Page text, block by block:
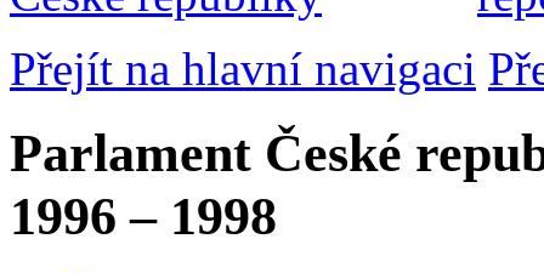
Přejít na hlavní navigaci
Parlament České
1996 – 1998